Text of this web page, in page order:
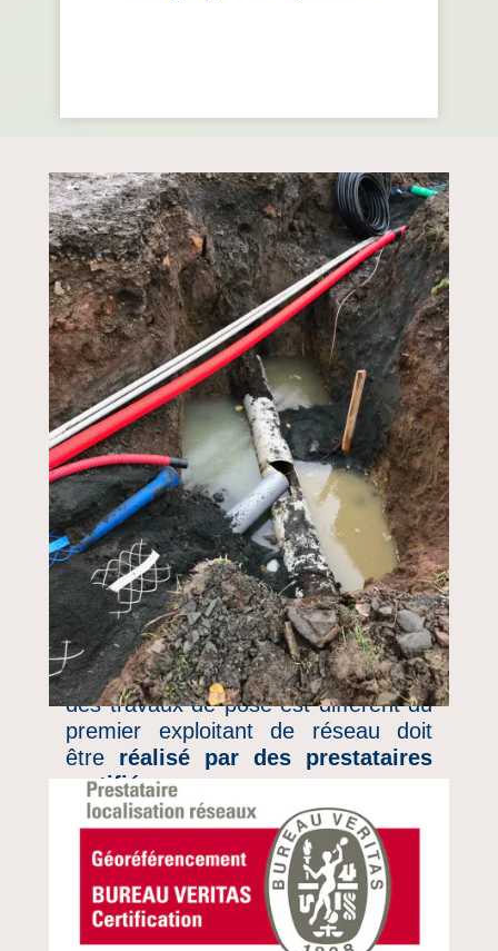
La certification ... Une
Obligation !
Depuis le 1er janvier 2018 (selon
l'arrêté du 18 juin 2014 et le décret
DT-DICT), lerécolement
cartographique des réseaux neufs
ou les modifications de réseaux
existants lorsque le maître d'ouvrage
des travaux de pose est différent du
premier exploitant de réseau doit
être réalisé par des prestataires
certifiés.